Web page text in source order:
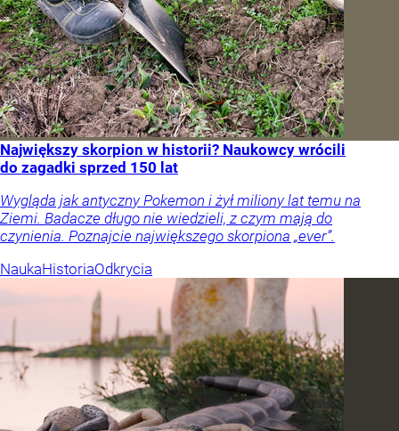
Największy skorpion w historii? Naukowcy wrócili
do zagadki sprzed 150 lat
Wygląda jak antyczny Pokemon i żył miliony lat temu na
Ziemi. Badacze długo nie wiedzieli, z czym mają do
czynienia. Poznajcie największego skorpiona „ever”.
NaukaHistoriaOdkrycia